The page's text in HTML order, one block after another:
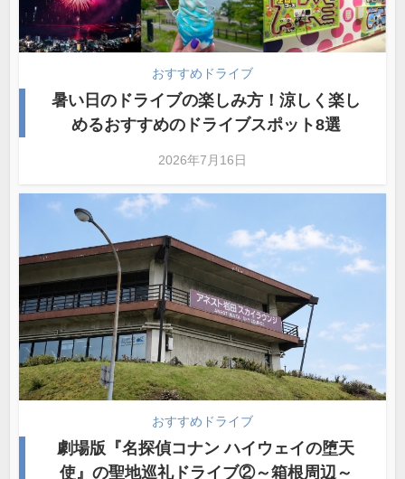
おすすめドライブ
暑い日のドライブの楽しみ方！涼しく楽し
めるおすすめのドライブスポット8選
2026年7月16日
おすすめドライブ
劇場版『名探偵コナン ハイウェイの堕天
使』の聖地巡礼ドライブ②～箱根周辺～